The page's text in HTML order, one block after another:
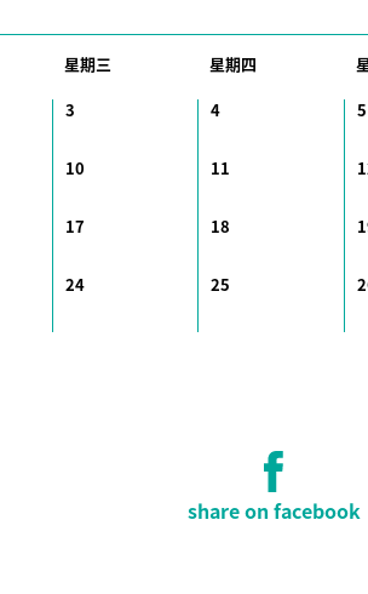
星期三 星期四
3 4 5
10 11
17 18
24 25
share on facebook